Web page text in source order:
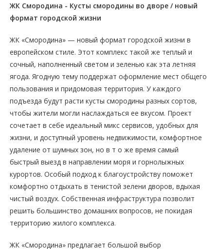
ЖК Смородина - Кусты смородины во дворе / новый
формат городской жизни
ЖК «Смородина» — новый формат городской жизни в
европейском стиле. Этот комплекс такой же теплый и
сочный, наполненный светом и зеленью как эта летняя
ягода. Ягодную тему поддержат оформление мест общего
пользования и придомовая территория. У каждого
подъезда будут расти кусты смородины разных сортов,
чтобы жители могли наслаждаться ее вкусом. Проект
сочетает в себе идеальный микс сервисов, удобных для
жизни, и доступный уровень недвижимости, комфортное
удаление от шумных зон, но в т о же время самый
быстрый выезд в направлении моря и горнолыжных
курортов. Особый подход к благоустройству поможет
комфортно отдыхать в тенистой зелени дворов, вдыхая
чистый воздух. Собственная инфраструктура позволит
решить большинство домашних вопросов, не покидая
территорию жилого комплекса.
ЖК «Смородина» предлагает большой выбор